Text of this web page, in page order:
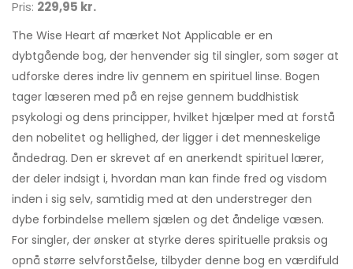
Pris: 229,95 kr.
The Wise Heart af mærket Not Applicable er en
dybtgående bog, der henvender sig til singler, som søger at
udforske deres indre liv gennem en spirituel linse. Bogen
tager læseren med på en rejse gennem buddhistisk
psykologi og dens principper, hvilket hjælper med at forstå
den nobelitet og hellighed, der ligger i det menneskelige
åndedrag. Den er skrevet af en anerkendt spirituel lærer,
der deler indsigt i, hvordan man kan finde fred og visdom
inden i sig selv, samtidig med at den understreger den
dybe forbindelse mellem sjælen og det åndelige væsen.
For singler, der ønsker at styrke deres spirituelle praksis og
opnå større selvforståelse, tilbyder denne bog en værdifuld